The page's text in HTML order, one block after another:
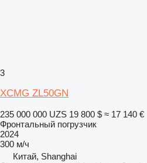
3
XCMG ZL50GN
235 000 000 UZS 19 800 $ ≈ 17 140 €
Фронтальный погрузчик
2024
300 м/ч
Китай, Shanghai